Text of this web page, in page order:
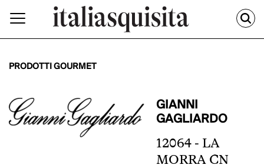
PRODOTTI GOURMET
GIANNI
GAGLIARDO
12064 - LA
MORRA CN